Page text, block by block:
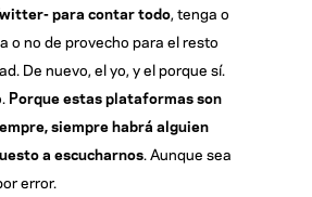
para contar todo, tenga o
o no de provecho para el resto
De nuevo, el yo, y el porque sí.
Porque estas plataformas son
siempre habrá alguien
a escucharnos. Aunque sea
error.